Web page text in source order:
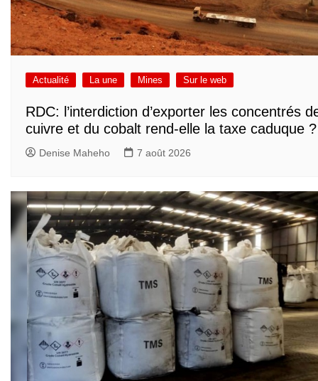
Actualité La une Mines Sur le web
RDC: l’interdiction d’exporter les concentrés
cuivre et du cobalt rend-elle la taxe caduque ?
Denise Maheho 7 août 2026